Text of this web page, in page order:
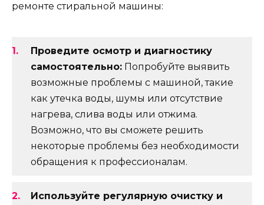
ремонте стиральной машины:
Проведите осмотр и диагностику
самостоятельно: Попробуйте выявить
возможные проблемы с машиной, такие
как утечка воды, шумы или отсутствие
нагрева, слива воды или отжима.
Возможно, что вы сможете решить
некоторые проблемы без необходимости
обращения к профессионалам.
Используйте регулярную очистку и